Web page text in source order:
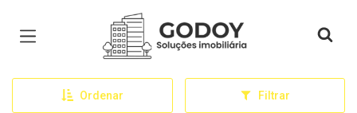
Página inicial
Ordenar Filtrar